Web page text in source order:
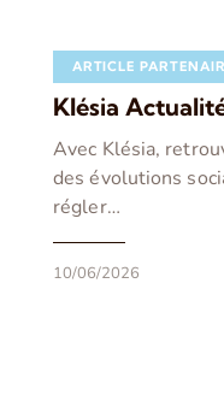
ARTICLE
Klésia
Avec Klésia,
des évolutions
régler…
10/06/2026